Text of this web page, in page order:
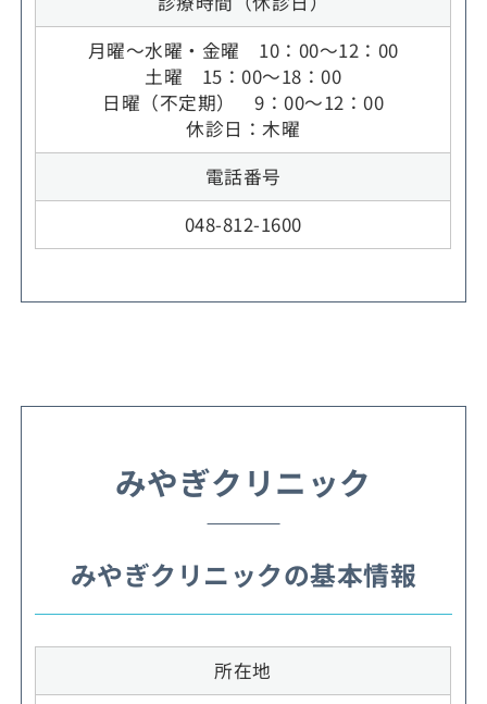
月曜～水曜・金曜 10：00～12：00
土曜 15：00～18：00
日曜（不定期） 9：00～12：00
休診日：木曜
電話番号
048-812-1600
みやぎクリニック
みやぎクリニックの基本情報
所在地